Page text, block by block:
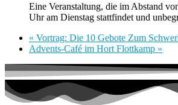
Eine Veranstaltung, die im Abstand
Uhr am Dienstag stattfindet und
« Vortrag: Die 10 Gebote Zum
Advents-Café im Hort Flottkamp »